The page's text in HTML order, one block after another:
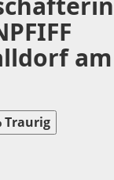
am
Traurig